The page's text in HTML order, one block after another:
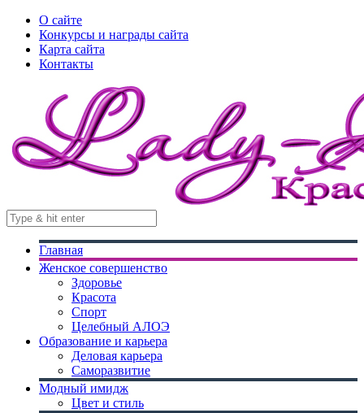
О сайте
Конкурсы и награды сайта
Карта сайта
Контакты
Главная
Женское совершенство
Здоровье
Красота
Спорт
Целебный АЛОЭ
Образование и карьера
Деловая карьера
Саморазвитие
Модный имидж
Цвет и стиль